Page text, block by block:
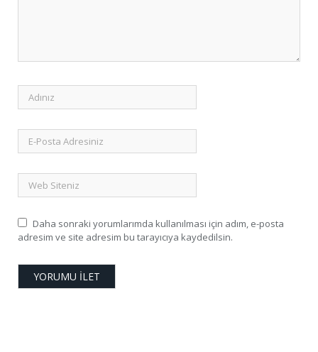
Daha sonraki yorumlarımda kullanılması için adım, e-posta
adresim ve site adresim bu tarayıcıya kaydedilsin.